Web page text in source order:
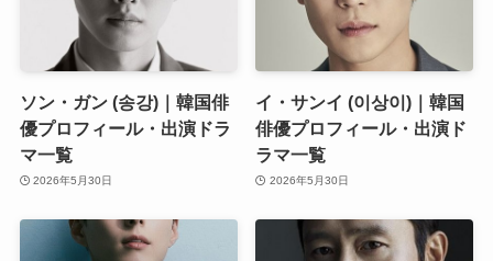
ソン・ガン (송강)｜韓国俳
優プロフィール・出演ドラ
マ一覧
2026年5月30日
イ・サンイ (이상이)｜韓国
俳優プロフィール・出演ド
ラマ一覧
2026年5月30日